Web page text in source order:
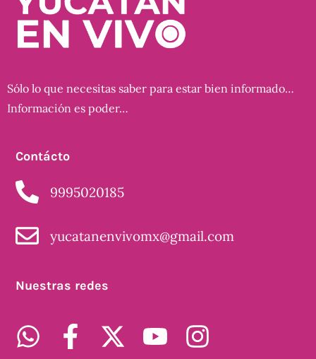
Sólo lo que necesitas saber para estar bien informado…
Información es poder…
Contácto
9995020185
yucatanenvivomx@gmail.com
Nuestras redes